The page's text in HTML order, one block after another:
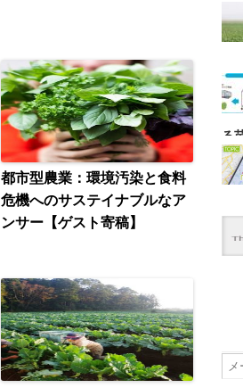
都市型農業：環境汚染と食料
危機へのサステイナブルなア
ンサー【ゲスト寄稿】
る